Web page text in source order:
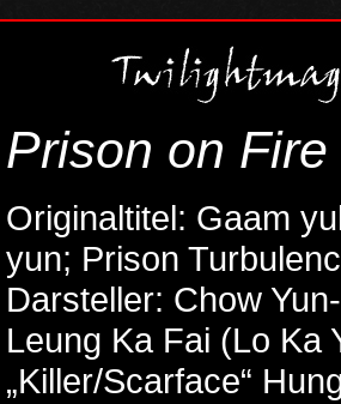
Prison on Fire
Originaltitel: Gaam
yun; Prison
Darsteller: Chow
Leung Ka Fai (Lo Ka
„Killer/Scarface“